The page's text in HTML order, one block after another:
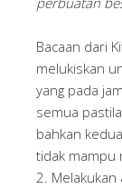
Bacaan dari
melukiskan
yang pada
semua
bahkan
tidak mampu
2.